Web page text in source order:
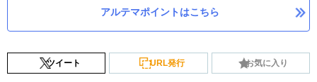
アルテマポイントはこちら
ツイート URL発行 お気に入り